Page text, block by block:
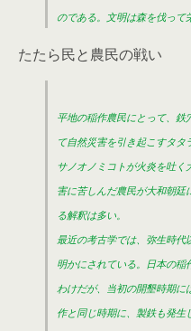
のである。文明は森を伐っ
たたら民と農民の戦い
平地の稲作農民にとって、鉄
て自然災害を引き起こすタ
サノオノミコトが火炎を吐
害に苦しんだ農民が大和朝
る解釈は多い。
最近の考古学では、弥生時
明かにされている。日本の
わけだが、当初の開墾時期
作と同じ時期に、製鉄も発